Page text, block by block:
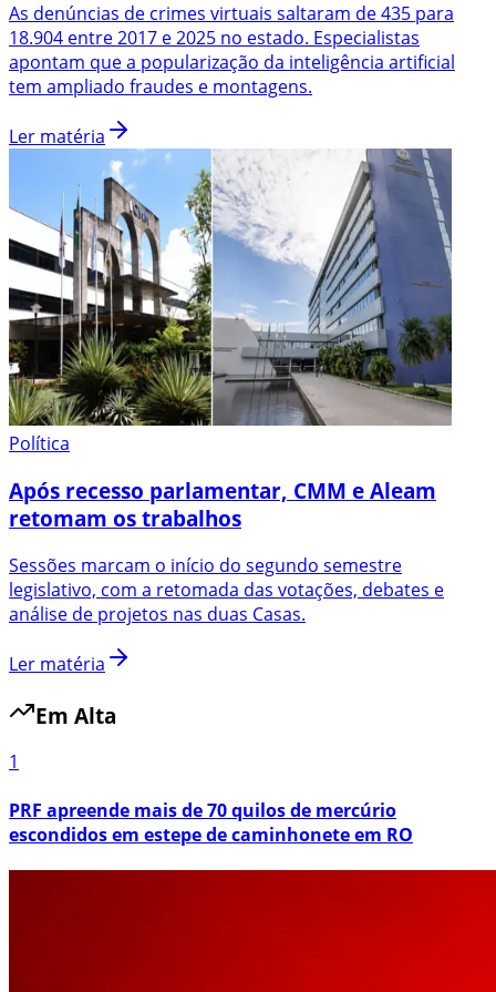
As denúncias de crimes virtuais saltaram de 435 para
18.904 entre 2017 e 2025 no estado. Especialistas
apontam que a popularização da inteligência artificial
tem ampliado fraudes e montagens.
Ler matéria
Política
Após recesso parlamentar, CMM e Aleam
retomam os trabalhos
Sessões marcam o início do segundo semestre
legislativo, com a retomada das votações, debates e
análise de projetos nas duas Casas.
Ler matéria
Em Alta
1
PRF apreende mais de 70 quilos de mercúrio
escondidos em estepe de caminhonete em RO